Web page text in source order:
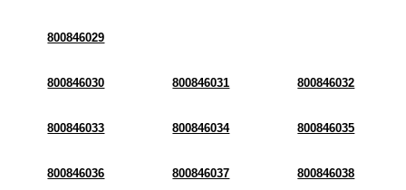
800846029
800846030 800846031 800846032
800846033 800846034 800846035
800846036 800846037 800846038